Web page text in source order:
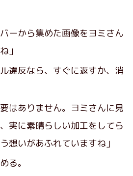
ーから集めた画像をヨミさん
」
違反なら、すぐに返すか、消
はありません。ヨミさんに見
実に素晴らしい加工をしてら
想いがあふれていますね」
る。